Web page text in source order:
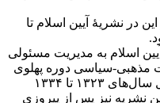
در نشریۀ آیین اسلام تا
اسلام به مدیریت مسئولی
مذهبی-سیاسی دوره پهلوی
دوم محسوب می‌شود که در حد فاصل سال‌های ۱۳۲۳ تا ۱۳۳۴
نشریه نیز پس از پیروزی